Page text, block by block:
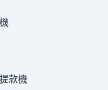
款機